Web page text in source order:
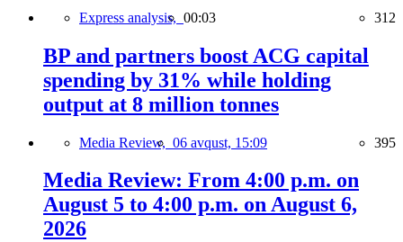
Express analysis, 00:03 312
BP and partners boost ACG capital
spending by 31% while holding
output at 8 million tonnes
Media Review, 06 avqust, 15:09 395
Media Review: From 4:00 p.m. on
August 5 to 4:00 p.m. on August 6,
2026